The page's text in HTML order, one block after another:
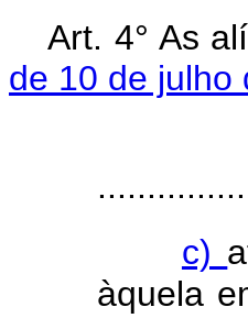
Art. 4° As
de 10 de julho
c)
àquela